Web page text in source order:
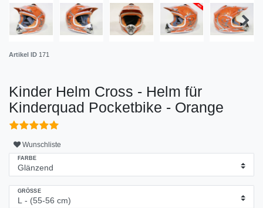
Artikel ID 171
Kinder Helm Cross - Helm für
Kinderquad Pocketbike - Orange
Wunschliste
FARBE
GRÖSSE